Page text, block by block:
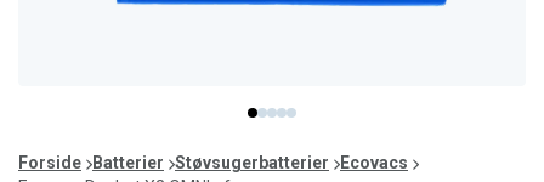
item
0
item
1
item
2
item
3
item
4
of
Forside Batterier Støvsugerbatterier
Ecovacs